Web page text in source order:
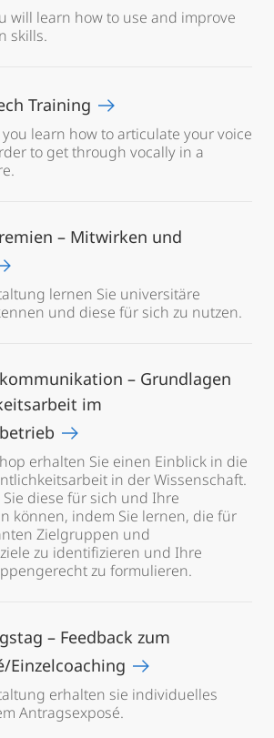
will learn how to use and improve
skills.
Training
learn how to articulate your voice
to get through vocally in a
– Mitwirken und
lernen Sie universitäre
und diese für sich zu nutzen.
– Grundlagen
im
erhalten Sie einen Einblick in die
in der Wissenschaft.
diese für sich und Ihre
können, indem Sie lernen, die für
Zielgruppen und
zu identifizieren und Ihre
zu formulieren.
– Feedback zum
Einzelcoaching
erhalten sie individuelles
Antragsexposé.